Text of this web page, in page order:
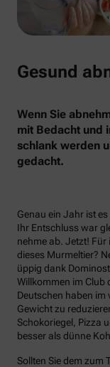
Gesund
Wenn Sie
mit Bedacht und
schlank werden
gedacht.
Genau ein Jahr ist
Ihr Entschluss war
nehme ab. Jetzt! Für
dieses Murmeltier?
üppig dank
Willkommen im Club
Deutschen haben
Gewicht zu
Schokoriegel, Pizza
besser als dünne
Sollten Sie dem zum